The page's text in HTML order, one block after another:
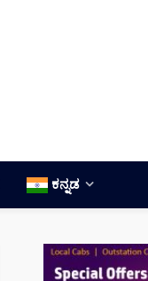
ಕನ್ನಡ